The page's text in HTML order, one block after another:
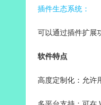
插件生态系统：
可以通过插件扩展
软件特点
高度定制化：允许